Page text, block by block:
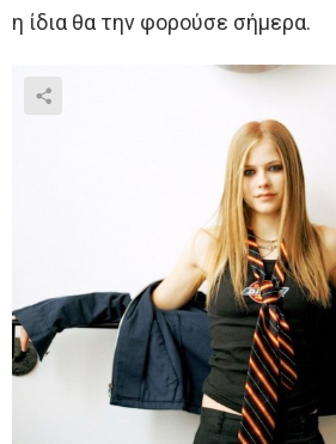
η ίδια θα την φορούσε σήμερα.